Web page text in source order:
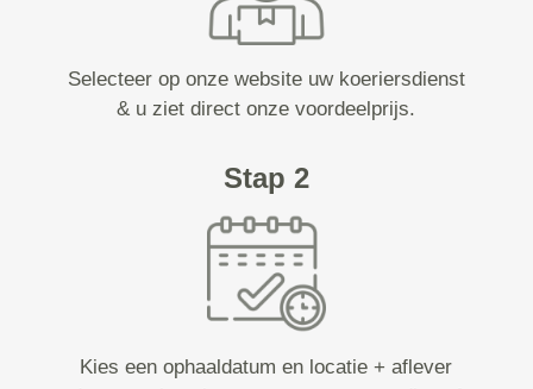
Selecteer op onze website uw koeriersdienst
& u ziet direct onze voordeelprijs.
Stap 2
Kies een ophaaldatum en locatie + aflever